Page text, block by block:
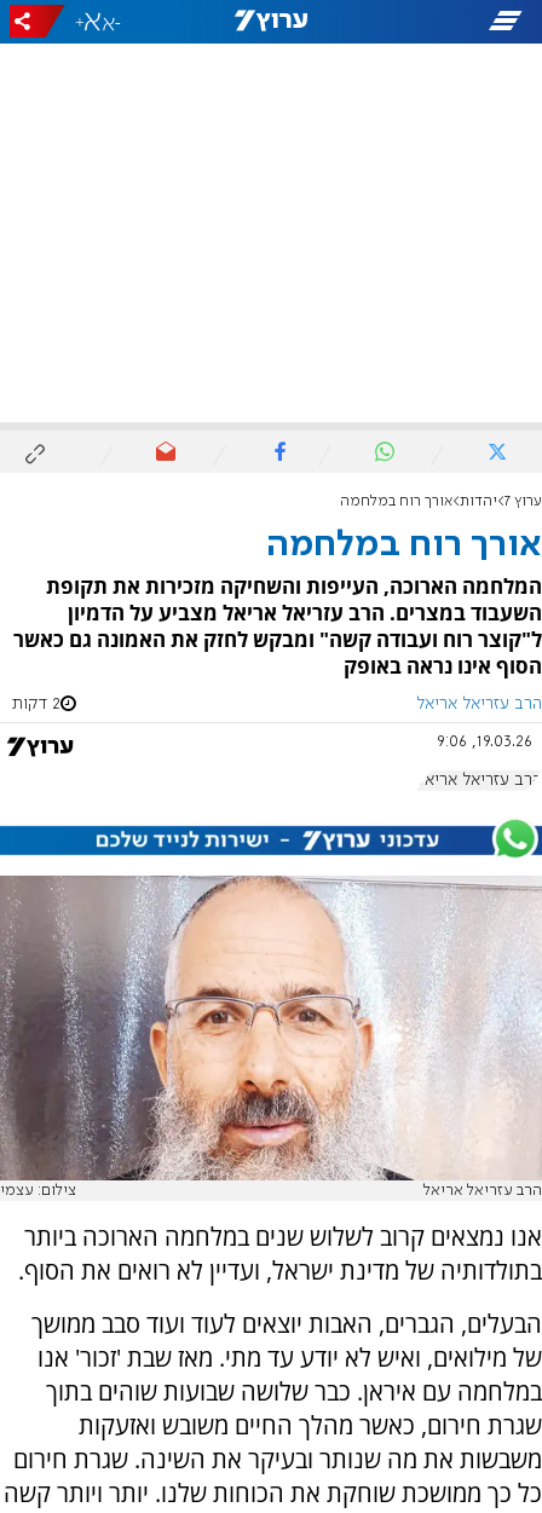
-
+
ערוץ 7 יהדות אורך רוח במלחמה
אורך רוח במלחמה
המלחמה הארוכה, העייפות והשחיקה מזכירות את תקופת
השעבוד במצרים. הרב עזריאל אריאל מצביע על הדמיון
ל"קוצר רוח ועבודה קשה" ומבקש לחזק את האמונה גם כאשר
הסוף אינו נראה באופק
הרב עזריאל אריאל 2 דקות
19.03.26, 9:06
הרב עזריאל אריאל
הרב עזריאל אריאל צילום: עצמי
אנו נמצאים קרוב לשלוש שנים במלחמה הארוכה ביותר
בתולדותיה של מדינת ישראל, ועדיין לא רואים את הסוף.
הבעלים, הגברים, האבות יוצאים לעוד ועוד סבב ממושך
של מילואים, ואיש לא יודע עד מתי. מאז שבת 'זכור' אנו
במלחמה עם איראן. כבר שלושה שבועות שוהים בתוך
שגרת חירום, כאשר מהלך החיים משובש ואזעקות
משבשות את מה שנותר ובעיקר את השינה. שגרת חירום
כל כך ממושכת שוחקת את הכוחות שלנו. יותר ויותר קשה